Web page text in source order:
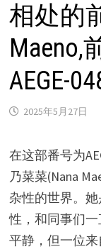
相处的
Maeno,
AEGE-
2025年5月27日
在这部番号为
乃菜菜(Nana
杂性的世界。
性，和同事们
平静，但一位